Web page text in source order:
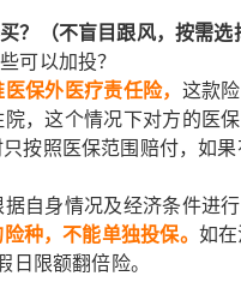
？（不盲目跟风，按需选
可以加投？
保外医疗责任险， 这款
，这个情况下对方的医
按照医保范围赔付，如
自身情况及经济条件进
种，不能单独投保。 如
日限额翻倍险。